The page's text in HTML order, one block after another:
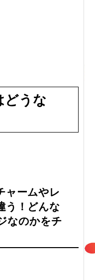
どうな
ャームやレ
う！どんな
なのかをチ